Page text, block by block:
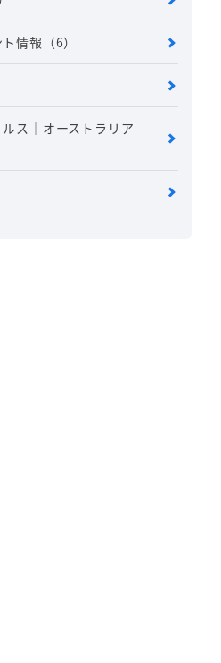
情報 （6）
ス｜オーストラリア